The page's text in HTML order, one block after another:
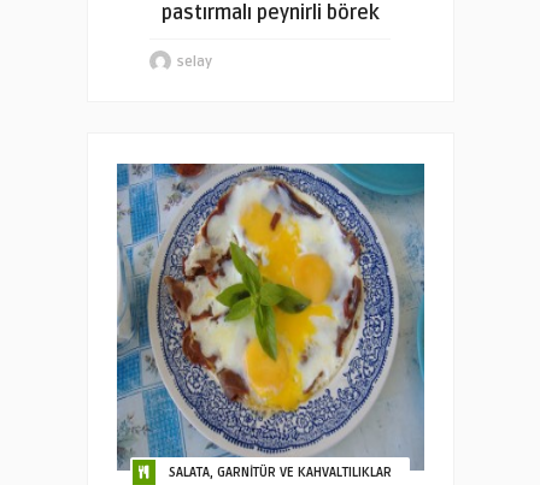
pastırmalı peynirli börek
selay
SALATA, GARNİTÜR VE KAHVALTILIKLAR